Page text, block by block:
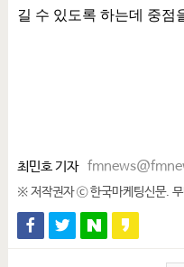
길 수 있도록 하는데 중점
최민호 기자
※ 저작권자 ⓒ 한국마케팅신문.